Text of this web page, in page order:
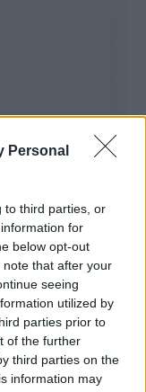
Personal
to third parties, or
for
below opt-out
that after your
seeing
utilized by
parties prior to
of the further
third parties on the
information may
Presenze a
voto